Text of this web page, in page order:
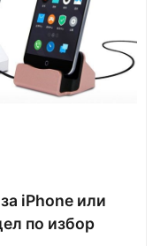
iPhone или
по избор